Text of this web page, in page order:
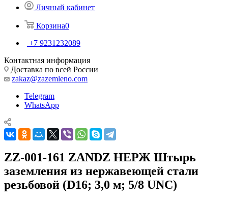
Личный кабинет
Корзина0
+7 9231232089
Контактная информация
Доставка по всей России
zakaz@zazemleno.com
Telegram
WhatsApp
ZZ-001-161 ZANDZ НЕРЖ Штырь
заземления из нержавеющей стали
резьбовой (D16; 3,0 м; 5/8 UNC)